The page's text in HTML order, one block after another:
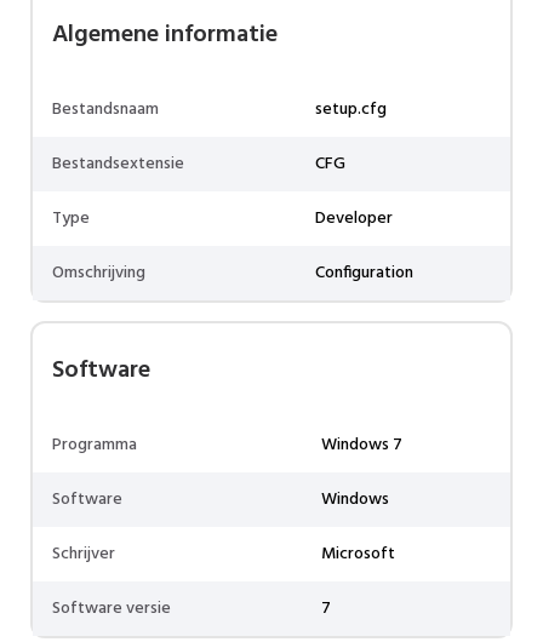
Algemene informatie
Bestandsnaam
setup.cfg
Bestandsextensie
CFG
Type
Developer
Omschrijving
Configuration
Software
Programma
Windows 7
Software
Windows
Schrijver
Microsoft
Software versie
7